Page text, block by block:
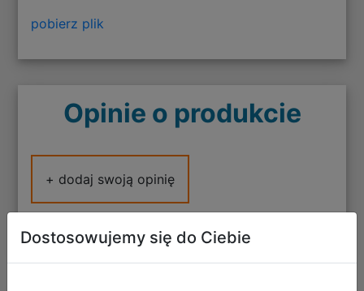
pobierz plik
Opinie o produkcie
+ dodaj swoją opinię
Dostosowujemy się do Ciebie